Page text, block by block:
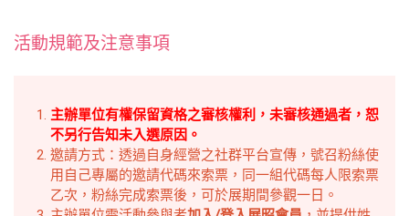
活動規範及注意事項
主辦單位有權保留資格之審核權利，未審核通過者，恕
不另行告知未入選原因。
邀請方式：透過自身經營之社群平台宣傳，號召粉絲使
用自己專屬的邀請代碼來索票，同一組代碼每人限索票
乙次，粉絲完成索票後，可於展期間參觀一日。